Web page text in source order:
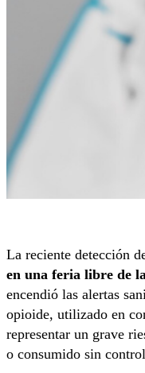
La reciente detección
en una feria libre de
encendió las alertas
opioide, utilizado en
representar un grave
o consumido sin